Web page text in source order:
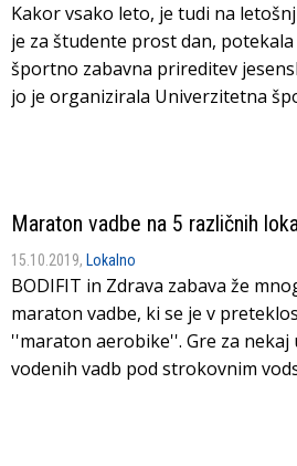
Kakor vsako leto, je tudi na
je za študente prost dan,
športno zabavna prireditev
jo je organizirala Univerzitetna
Maraton vadbe na 5 različnih
15.10.2019, Lokalno
BODIFIT in Zdrava zabava že
maraton vadbe, ki se je v
''maraton aerobike''. Gre za
vodenih vadb pod strokovnim